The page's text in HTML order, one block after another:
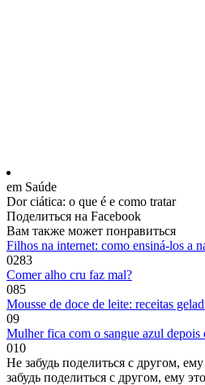
em Saúde
Dor ciática: o que é e como tratar
Поделиться на Facebook
Вам также может понравиться
Filhos na internet: como ensiná-los a
0283
Comer alho cru faz mal?
085
Mousse de doce de leite: receitas
09
Mulher fica com o sangue azul depois
010
Не забудь поделиться с другом,
забудь поделиться с другом, ему